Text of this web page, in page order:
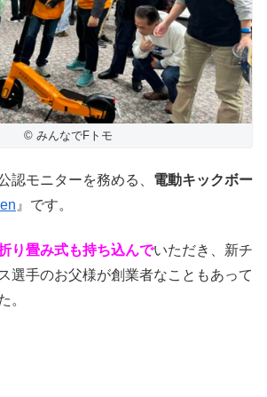
© みんなでFトモ
認モニターを務める、 電動キックボー
』です。
り畳み式も持ち込んでいただき、新チ
選手のお父様が創業者なこともあって
。